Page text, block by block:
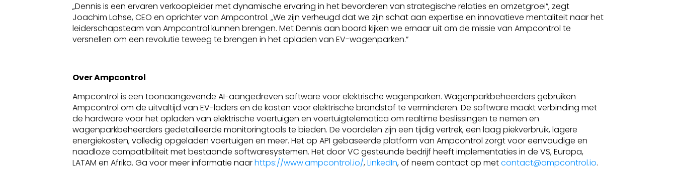
„Dennis is een ervaren verkoopleider met dynamische ervaring in het bevorderen van strategische relaties en omzetgroei”, zegt
Joachim Lohse, CEO en oprichter van Ampcontrol. „We zijn verheugd dat we zijn schat aan expertise en innovatieve mentaliteit naar het
leiderschapsteam van Ampcontrol kunnen brengen. Met Dennis aan boord kijken we ernaar uit om de missie van Ampcontrol te
versnellen om een revolutie teweeg te brengen in het opladen van EV-wagenparken.”
Over Ampcontrol
Ampcontrol is een toonaangevende AI-aangedreven software voor elektrische wagenparken. Wagenparkbeheerders gebruiken
Ampcontrol om de uitvaltijd van EV-laders en de kosten voor elektrische brandstof te verminderen. De software maakt verbinding met
de hardware voor het opladen van elektrische voertuigen en voertuigtelematica om realtime beslissingen te nemen en
wagenparkbeheerders gedetailleerde monitoringtools te bieden. De voordelen zijn een tijdig vertrek, een laag piekverbruik, lagere
energiekosten, volledig opgeladen voertuigen en meer. Het op API gebaseerde platform van Ampcontrol zorgt voor eenvoudige en
naadloze compatibiliteit met bestaande softwaresystemen. Het door VC gesteunde bedrijf heeft implementaties in de VS, Europa,
LATAM en Afrika. Ga voor meer informatie naarhttps://www.ampcontrol.io/,LinkedIn, of neem contact op metcontact@ampcontrol.io.